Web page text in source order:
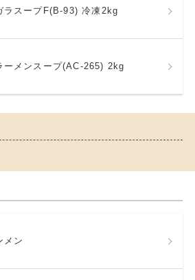
ラスープF(B-93) 冷凍2kg
ーメンスープ(AC-265) 2kg
メン